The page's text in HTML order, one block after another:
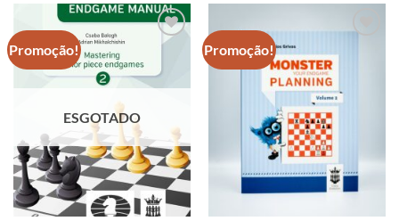
Promoção!
à lista de
desejos
ESGOTADO
Promoção!